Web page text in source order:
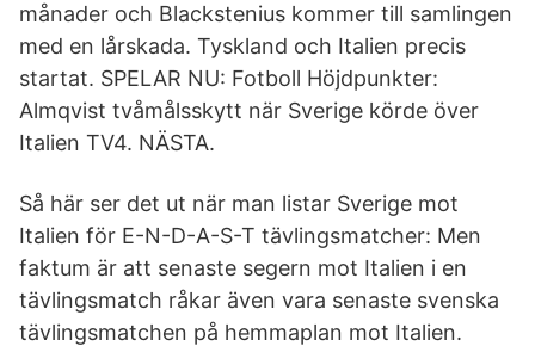
månader och Blackstenius kommer till samlingen
med en lårskada. Tyskland och Italien precis
startat. SPELAR NU: Fotboll Höjdpunkter:
Almqvist tvåmålsskytt när Sverige körde över
Italien TV4. NÄSTA.
Så här ser det ut när man listar Sverige mot
Italien för E-N-D-A-S-T tävlingsmatcher: Men
faktum är att senaste segern mot Italien i en
tävlingsmatch råkar även vara senaste svenska
tävlingsmatchen på hemmaplan mot Italien.